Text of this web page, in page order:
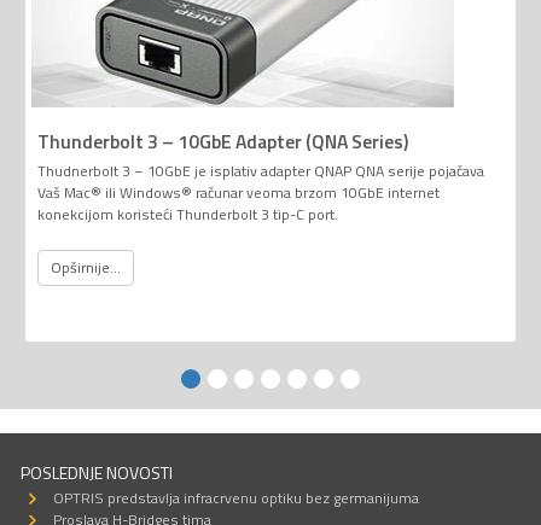
Thunderbolt 3 – 10GbE Adapter (QNA Series)
Thudnerbolt 3 – 10GbE je isplativ adapter QNAP QNA serije pojačava
Vaš Mac® ili Windows® računar veoma brzom 10GbE internet
konekcijom koristeći Thunderbolt 3 tip-C port.
Opširnije...
POSLEDNJE NOVOSTI
OPTRIS predstavlja infracrvenu optiku bez germanijuma
Proslava H-Bridges tima